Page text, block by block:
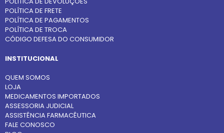
POLÍTICA DE FRETE
POLÍTICA DE PAGAMENTOS
POLÍTICA DE TROCA
CÓDIGO DEFESA DO CONSUMIDOR
INSTITUCIONAL
QUEM SOMOS
LOJA
MEDICAMENTOS IMPORTADOS
ASSESSORIA JUDICIAL
ASSISTÊNCIA FARMACÊUTICA
FALE CONOSCO